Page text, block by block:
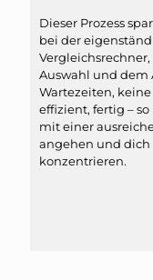
Dieser Prozess
bei der
Auswahl und dem
Wartezeiten,
effizient, fertig –
mit einer
angehen und dich
konzentrieren.